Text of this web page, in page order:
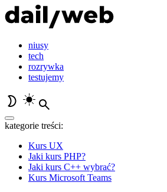
niusy
tech
rozrywka
testujemy
kategorie treści:
Kurs UX
Jaki kurs PHP?
Jaki kurs C++ wybrać?
Kurs Microsoft Teams